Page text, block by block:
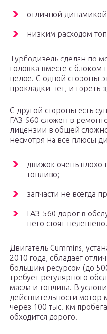
отличной
низким расходом
Турбодизель сделан по
головка вместе с блоком
целое. С одной стороны
прокладки нет, и гореть
С другой стороны есть
ГАЗ-560 сложен в
лицензии в общей
несмотря на все плюсы
движок очень плохо
топливо;
запчасти не всегда
ГАЗ-560 дорог в
него стоят недешево.
Двигатель Cummins,
2010 года, обладает
большим ресурсом (до
требует регулярного
масла и топлива. В
действительности мотор
через 100 тыс. км
обходится дорого.